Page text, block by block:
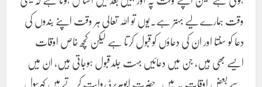
وقت ہمارے لیے بہتر ہے۔یوں تو اللہ تعالی ہر وقت اپنے بندوں کی
دعا کو سنتا اور ان کی دعاؤں کو قبول کرتا ہے لیکن کچھ خاص اوقات
ایسے بھی ہیں، جن میں دعائیں بہت جلد قبول ہوجاتی ہیں، ان میں